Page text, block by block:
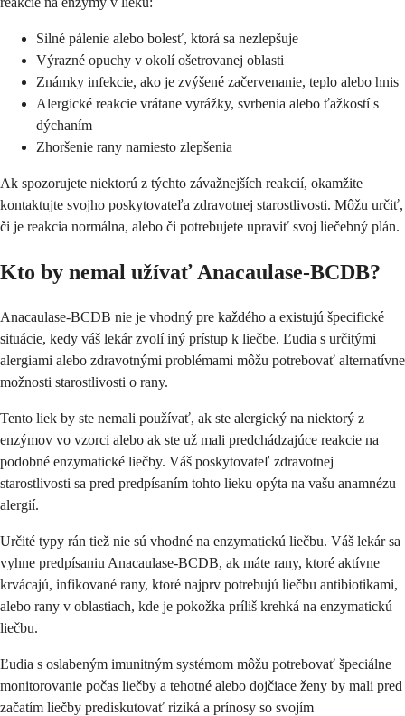
Silné pálenie alebo bolesť, ktorá sa nezlepšuje
Výrazné opuchy v okolí ošetrovanej oblasti
Známky infekcie, ako je zvýšené začervenanie, teplo alebo hnis
Alergické reakcie vrátane vyrážky, svrbenia alebo ťažkostí s
dýchaním
Zhoršenie rany namiesto zlepšenia
Ak spozorujete niektorú z týchto závažnejších reakcií, okamžite
kontaktujte svojho poskytovateľa zdravotnej starostlivosti. Môžu určiť,
či je reakcia normálna, alebo či potrebujete upraviť svoj liečebný plán.
Kto by nemal užívať Anacaulase-BCDB?
Anacaulase-BCDB nie je vhodný pre každého a existujú špecifické
situácie, kedy váš lekár zvolí iný prístup k liečbe. Ľudia s určitými
alergiami alebo zdravotnými problémami môžu potrebovať alternatívne
možnosti starostlivosti o rany.
Tento liek by ste nemali používať, ak ste alergický na niektorý z
enzýmov vo vzorci alebo ak ste už mali predchádzajúce reakcie na
podobné enzymatické liečby. Váš poskytovateľ zdravotnej
starostlivosti sa pred predpísaním tohto lieku opýta na vašu anamnézu
alergií.
Určité typy rán tiež nie sú vhodné na enzymatickú liečbu. Váš lekár sa
vyhne predpísaniu Anacaulase-BCDB, ak máte rany, ktoré aktívne
krvácajú, infikované rany, ktoré najprv potrebujú liečbu antibiotikami,
alebo rany v oblastiach, kde je pokožka príliš krehká na enzymatickú
liečbu.
Ľudia s oslabeným imunitným systémom môžu potrebovať špeciálne
monitorovanie počas liečby a tehotné alebo dojčiace ženy by mali pred
začatím liečby prediskutovať riziká a prínosy so svojím